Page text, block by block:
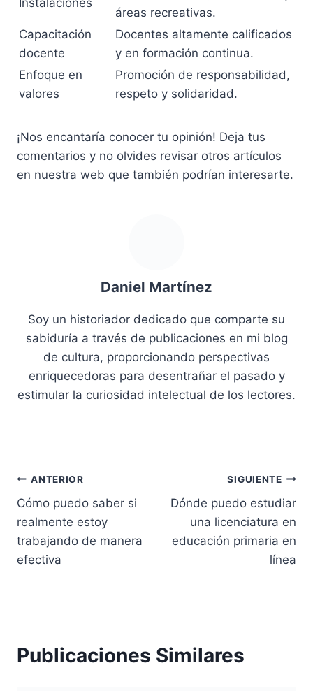
Instalaciones
áreas recreativas.
Capacitación
docente
Docentes altamente calificados
y en formación continua.
Enfoque en
valores
Promoción de responsabilidad,
respeto y solidaridad.
¡Nos encantaría conocer tu opinión! Deja tus
comentarios y no olvides revisar otros artículos
en nuestra web que también podrían interesarte.
Daniel Martínez
Soy un historiador dedicado que comparte su
sabiduría a través de publicaciones en mi blog
de cultura, proporcionando perspectivas
enriquecedoras para desentrañar el pasado y
estimular la curiosidad intelectual de los lectores.
Navegación
de
entradas
ANTERIOR
Cómo puedo saber si
realmente estoy
trabajando de manera
efectiva
SIGUIENTE
Dónde puedo estudiar
una licenciatura en
educación primaria en
línea
Publicaciones Similares